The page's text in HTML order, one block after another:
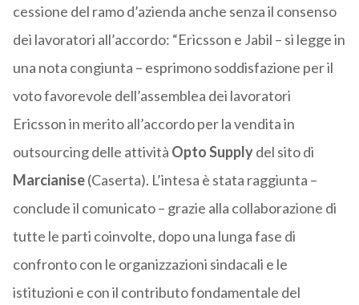
cessione del ramo d’azienda anche senza il consenso
dei lavoratori all’accordo: “Ericsson e Jabil – si legge in
una nota congiunta – esprimono soddisfazione per il
voto favorevole dell’assemblea dei lavoratori
Ericsson in merito all’accordo per la vendita in
outsourcing delle attività Opto Supplydel sito di
Marcianise(Caserta). L’intesa è stata raggiunta –
conclude il comunicato – grazie alla collaborazione di
tutte le parti coinvolte, dopo una lunga fase di
confronto con le organizzazioni sindacali e le
istituzioni e con il contributo fondamentale del